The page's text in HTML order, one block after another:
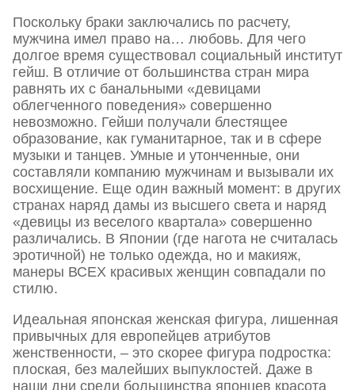
Поскольку браки заключались по расчету,
мужчина имел право на… любовь. Для чего
долгое время существовал социальный институт
гейш. В отличие от большинства стран мира
равнять их с банальными «девицами
облегченного поведения» совершенно
невозможно. Гейши получали блестящее
образование, как гуманитарное, так и в сфере
музыки и танцев. Умные и утонченные, они
составляли компанию мужчинам и вызывали их
восхищение. Еще один важный момент: в других
странах наряд дамы из высшего света и наряд
«девицы из веселого квартала» совершенно
различались. В Японии (где нагота не считалась
эротичной) не только одежда, но и макияж,
манеры ВСЕХ красивых женщин совпадали по
стилю.
Идеальная японская женская фигура, лишенная
привычных для европейцев атрибутов
женственности, – это скорее фигура подростка:
плоская, без малейших выпуклостей. Даже в
наши дни среди большинства японцев красота